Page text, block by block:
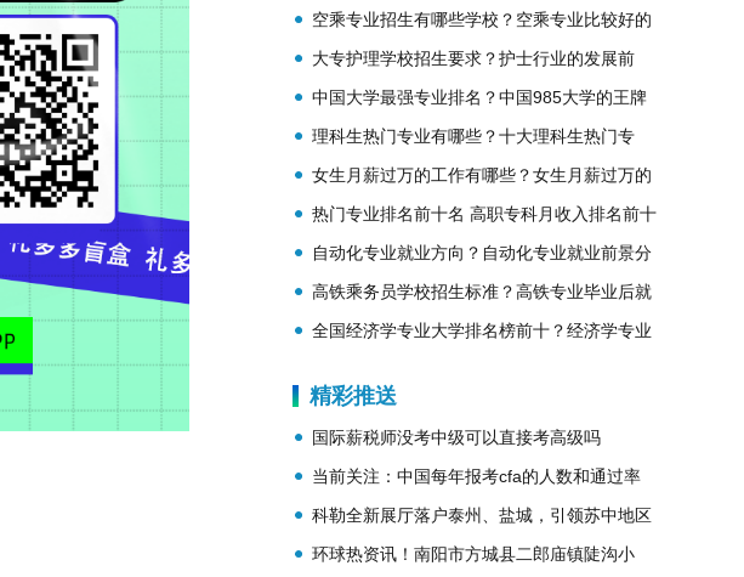
业学校推荐？
空乘专业招生有哪些学校？空乘专业比较好的
专科学校？
大专护理学校招生要求？护士行业的发展前
景？
中国大学最强专业排名？中国985大学的王牌
专业有哪些？
理科生热门专业有哪些？十大理科生热门专
业？
女生月薪过万的工作有哪些？女生月薪过万的
工作解析？
热门专业排名前十名 高职专科月收入排名前十
的热门专业
自动化专业就业方向？自动化专业就业前景分
析？
高铁乘务员学校招生标准？高铁专业毕业后就
业单位？
全国经济学专业大学排名榜前十？经济学专业
精彩推送
国际薪税师没考中级可以直接考高级吗
当前关注：中国每年报考cfa的人数和通过率
怎么样？
科勒全新展厅落户泰州、盐城，引领苏中地区
生活美学新风向
环球热资讯！南阳市方城县二郎庙镇陡沟小